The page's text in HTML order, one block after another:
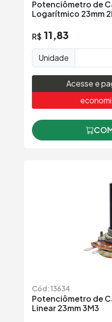
Potenciômetro de
Logarítmico 23mm
R$ 11,83
Unidade
Acesse e
Cód: 13634
Potenciômetro de
Linear 23mm 3M3